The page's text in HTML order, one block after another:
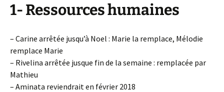
1- Ressources humaines
– Carine arrêtée jusqu’à Noel : Marie la remplace, Mélodie
remplace Marie
– Rivelina arrêtée jusque fin de la semaine : remplacée par
Mathieu
– Aminata reviendrait en février 2018